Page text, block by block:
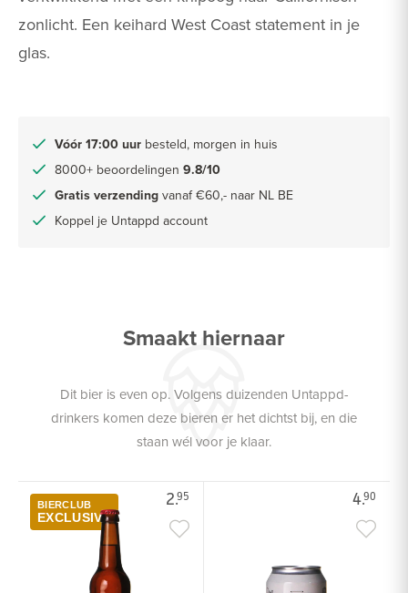
zonlicht. Een keihard West Coast statement in je
glas.
Vóór 17:00 uur besteld, morgen in huis
8000+ beoordelingen 9.8/10
Gratis verzending vanaf €60,- naar NL BE
Koppel je Untappd account
Smaakt hiernaar
Dit bier is even op. Volgens duizenden Untappd-
drinkers komen deze bieren er het dichtst bij, en die
staan wél voor je klaar.
2.95
BIERCLUB
EXCLUSIVE
4.90